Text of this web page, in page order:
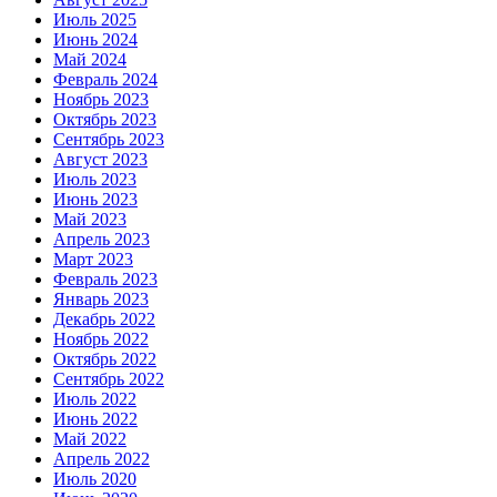
Июль 2025
Июнь 2024
Май 2024
Февраль 2024
Ноябрь 2023
Октябрь 2023
Сентябрь 2023
Август 2023
Июль 2023
Июнь 2023
Май 2023
Апрель 2023
Март 2023
Февраль 2023
Январь 2023
Декабрь 2022
Ноябрь 2022
Октябрь 2022
Сентябрь 2022
Июль 2022
Июнь 2022
Май 2022
Апрель 2022
Июль 2020